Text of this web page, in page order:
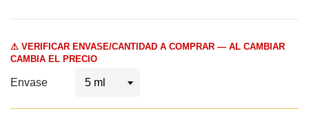
⚠ VERIFICAR ENVASE/CANTIDAD A COMPRAR — AL CAMBIAR
CAMBIA EL PRECIO
Envase